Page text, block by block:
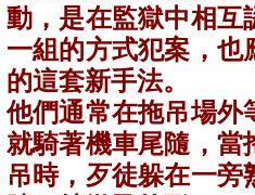
動，是在監獄中相互
一組的方式犯案，也
的這套新手法。
他們通常在拖吊場外
就騎著機車尾隨，當
吊時，歹徒躲在一